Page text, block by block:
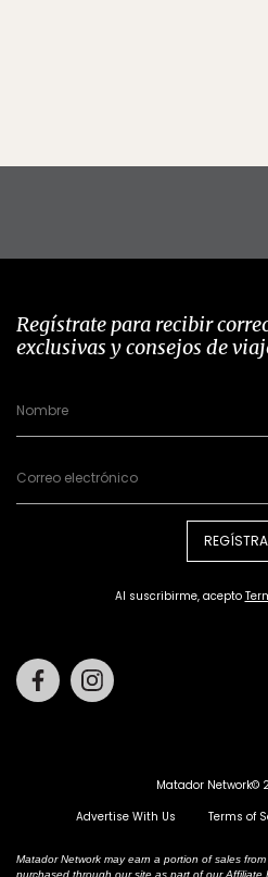
Regístrate para recibir
exclusivas y consejos de
Al suscribirme, acepto
Facebook
Matador Network©
Advertise With Us
Terms of
Matador Network may earn a portion of sales
purchased through our site as part of our Affiliate